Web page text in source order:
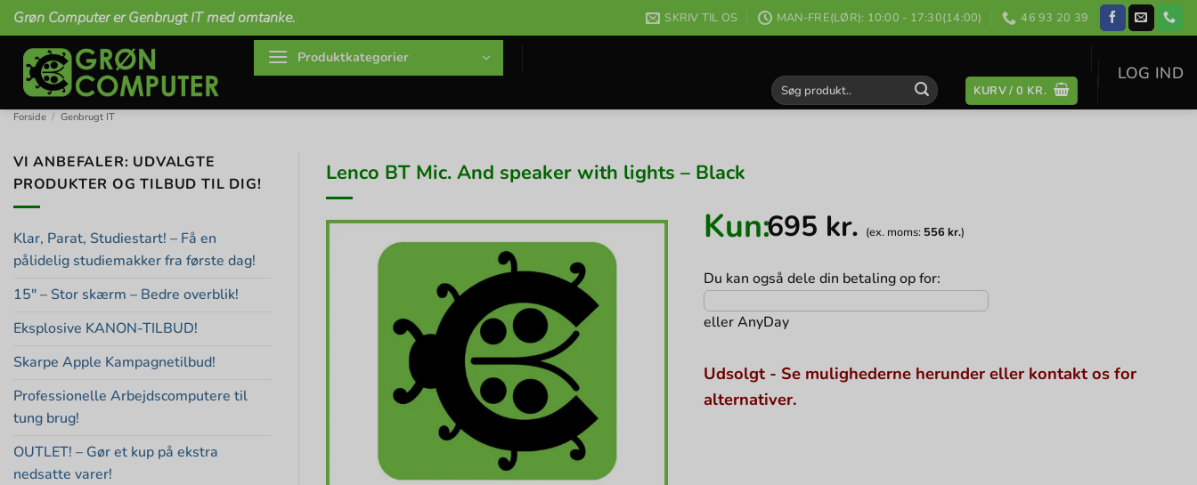
Fortsæt
til
indhold
Grøn Computer er Genbrugt IT med omtanke. SKRIV TIL OS MAN-FRE(LØR): 10:00 - 17:30(14:00) 46 93 20 39
Produktkategorier
Søg
efter:
KURV /0 KR.
LOG IND
Forside / Genbrugt IT
VI ANBEFALER: UDVALGTE
PRODUKTER OG TILBUD TIL DIG!
Klar, Parat, Studiestart! – Få en
pålidelig studiemakker fra første dag!
15″ – Stor skærm – Bedre overblik!
Eksplosive KANON-TILBUD!
Skarpe Apple Kampagnetilbud!
Professionelle Arbejdscomputere til
tung brug!
OUTLET! – Gør et kup på ekstra
nedsatte varer!
Lenco BT Mic. And speaker with lights – Black
Kun:695 kr. (ex. moms: 556kr.)
Du kan også dele din betaling op for:
ellerAnyDay
Udsolgt - Se mulighederne herunder eller kontakt os for
alternativer.